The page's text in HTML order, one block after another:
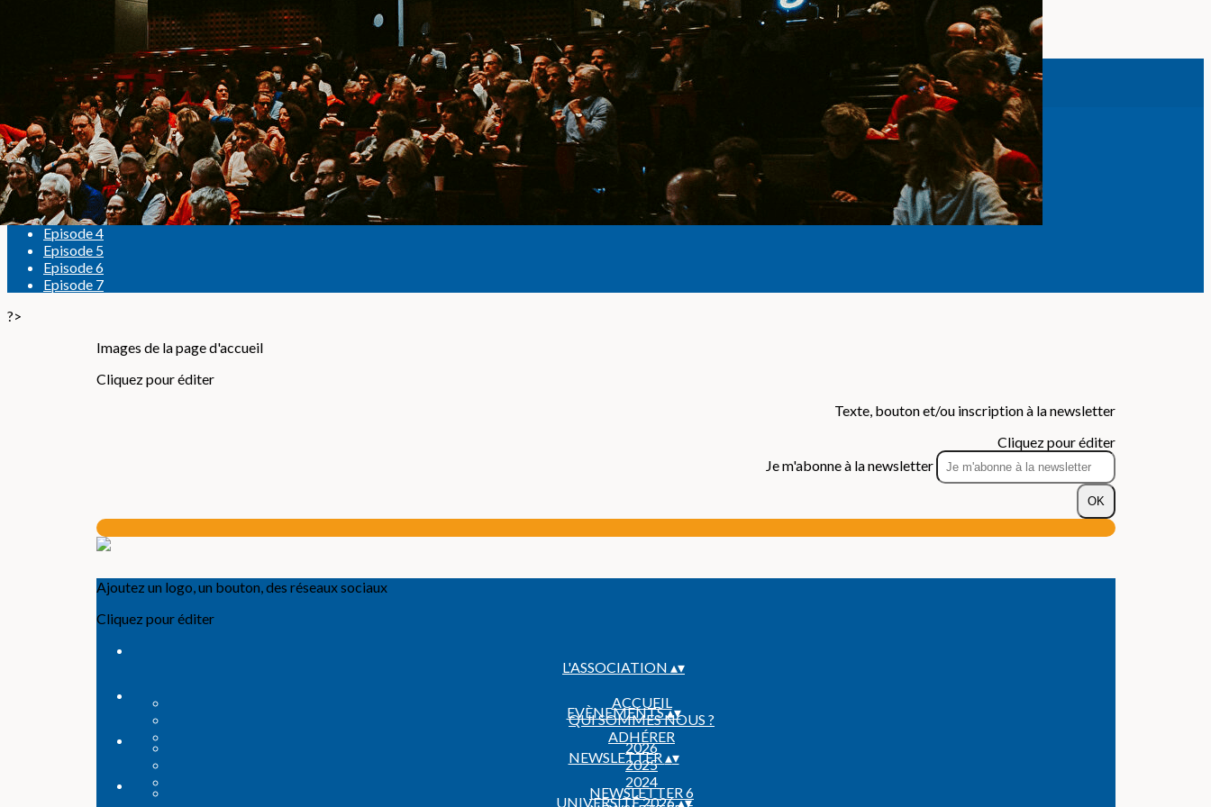
Exporter les lignes sélectionnées
Exporter toutes les colonnes
Exporter uniquement les colonnes affichées
>
Sommaire
Episode 1
Episode 2
Episode 3
Episode 4
Episode 5
Episode 6
Episode 7
?>
Images de la page d'accueil
Cliquez pour éditer
Texte, bouton et/ou inscription à la newsletter
Cliquez pour éditer
Je m'abonne à la newsletter
OK
Ajoutez un logo, un bouton, des réseaux sociaux
Cliquez pour éditer
L'ASSOCIATION ▴▾
ACCUEIL
QUI SOMMES NOUS ?
ADHÉRER
EVÈNEMENTS▴▾
2026
2025
2024
NEWSLETTER▴▾
NEWSLETTER 6
UNIVERSITÉ 2026▴▾